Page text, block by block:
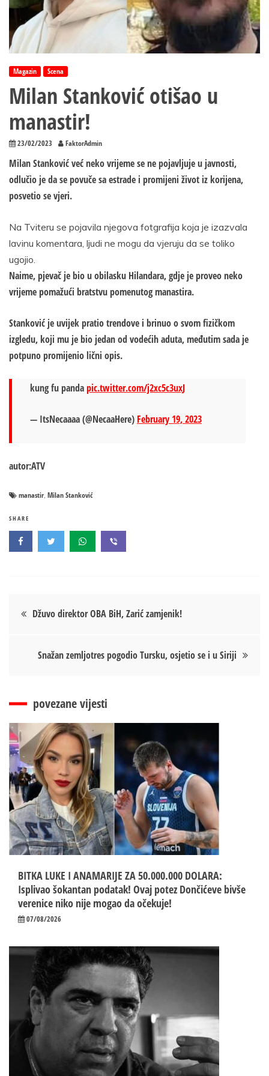
Magazin Scena
Milan Stanković otišao u
manastir!
23/02/2023 FaktorAdmin
Milan Stanković već neko vrijeme se ne pojavljuje u javnosti,
odlučio je da se povuče sa estrade i promijeni život iz korijena,
posvetio se vjeri.
Na Tviteru se pojavila njegova fotgrafija koja je izazvala
lavinu komentara, ljudi ne mogu da vjeruju da se toliko
ugojio.
Naime, pjevač je bio u obilasku Hilandara, gdje je proveo neko
vrijeme pomažući bratstvu pomenutog manastira.
Stanković je uvijek pratio trendove i brinuo o svom fizičkom
izgledu, koji mu je bio jedan od vodećih aduta, međutim sada je
potpuno promijenio lični opis.
kung fu pandapic.twitter.com/j2xc5c3uxJ
— ItsNecaaaa (@NecaaHere) February 19, 2023
autor:ATV
manastir Milan Stanković
SHARE
Кретање
Džuvo direktor OBA BiH, Zarić zamjenik!
Snažan zemljotres pogodio Tursku, osjetio se i u Siriji
povezane vijesti
BITKA LUKE I ANAMARIJE ZA 50.000.000 DOLARA:
Isplivao šokantan podatak! Ovaj potez Dončićeve bivše
verenice niko nije mogao da očekuje!
07/08/2026